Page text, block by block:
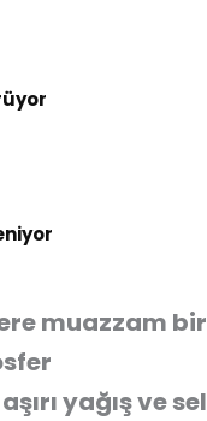
muazzam bir
yağış ve sel